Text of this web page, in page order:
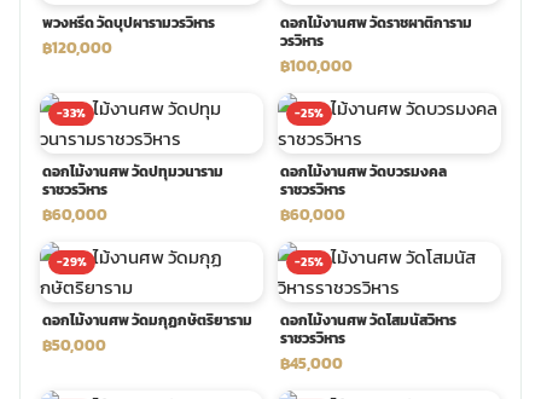
ดอกไม้งานศพ ออนไลน์
พวงดอกไม้งานศพ
tpdecorate ปูพื้น
พวงหรีด วัดบุปผารามวรวิหาร
฿120,000
ดอกไม้งานศพ วัดราชผาติการาม
วรวิหาร
฿100,000
-33%
ดอกไม้งานศพ วัดปทุมวนาราม
ราชวรวิหาร
฿60,000
-25%
ดอกไม้งานศพ วัดบวรมงคล
ราชวรวิหาร
฿60,000
-29%
ดอกไม้งานศพ วัดมกุฏกษัตริยาราม
฿50,000
-25%
ดอกไม้งานศพ วัดโสมนัสวิหาร
ราชวรวิหาร
฿45,000